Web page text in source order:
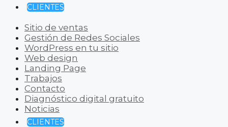
CLIENTES
Sitio de ventas
Gestión de Redes Sociales
WordPress en tu sitio
Web design
Landing Page
Trabajos
Contacto
Diagnóstico digital gratuito
Noticias
CLIENTES